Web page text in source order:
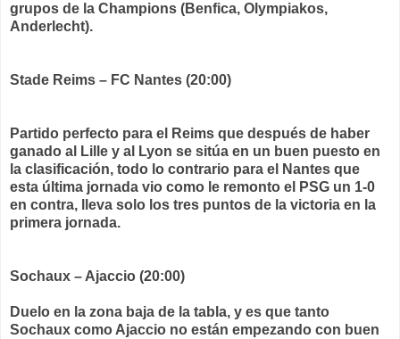
grupos de la Champions (Benfica, Olympiakos,
Anderlecht).
Stade Reims – FC Nantes (20:00)
Partido perfecto para el Reims que después de haber
ganado al Lille y al Lyon se sitúa en un buen puesto en
la clasificación, todo lo contrario para el Nantes que
esta última jornada vio como le remonto el PSG un 1-0
en contra, lleva solo los tres puntos de la victoria en la
primera jornada.
Sochaux – Ajaccio (20:00)
Duelo en la zona baja de la tabla, y es que tanto
Sochaux como Ajaccio no están empezando con buen